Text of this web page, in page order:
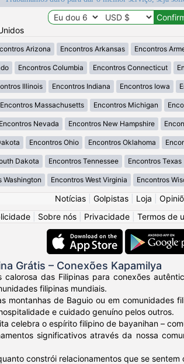
Arizona Encontros Arkansas Encontros
Encontros Columbia Encontros Connecticut
Illinois Encontros Indiana Encontros Iowa
Encontros Massachusetts Encontros Michigan
Encontros Nevada Encontros New Hampshire
Encontros Ohio Encontros Oklahoma
Dakota Encontros Tennessee Encontros Texas
Washington Encontros West Virginia Encontros
Notícias Golpistas Loja
Sobre nós Privacidade Termos de
Grátis – Conexões Kapamilya
das Filipinas para conexões
filipinas mundiais.
montanhas de Baguio ou em comunidades
e cuidado genuíno pelos outros.
celebra o espírito filipino de bayanihan –
significativos através da nossa
constrói relacionamentos que se